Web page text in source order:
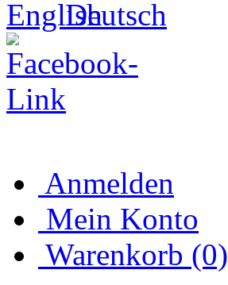
Anmelden
Mein Konto
Warenkorb (0)